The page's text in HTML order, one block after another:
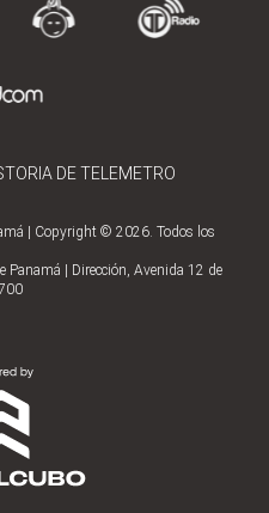
DE TELEMETRO
| Copyright © 2026. Todos los
| Dirección, Avenida 12 de